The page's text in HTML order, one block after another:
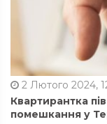
2 Лютого 2024,
Квартирантка
помешкання у